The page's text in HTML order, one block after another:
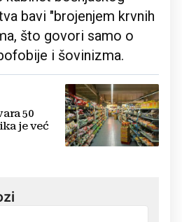
bavi "brojenjem krvnih
što govori samo o
i šovinizma.
50
je već